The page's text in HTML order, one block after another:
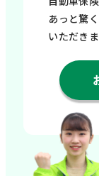
あっと驚
いただきま